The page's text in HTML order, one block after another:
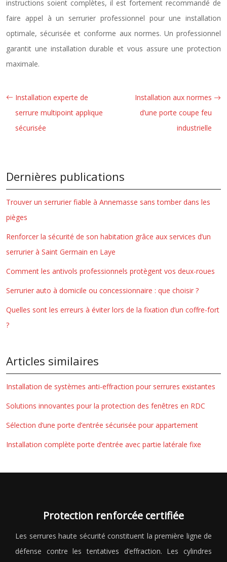
instructions soient complètes, il est fortement recommandé de
faire appel à un serrurier professionnel pour une installation
optimale, sécurisée et conforme aux normes. Un professionnel
garantit une installation durable et vous assure une protection
maximale.
Installation experte de
serrure multipoint applique
sécurisée
Installation aux normes
d’une porte coupe feu
industrielle
Dernières publications
Trouver un serrurier fiable à Annemasse sans tomber dans les
pièges
Renforcer la sécurité de son habitation grâce aux services d’un
serrurier à Saint Germain en Laye
Comment les antivols professionnels protègent vos deux-roues
Serrurier auto à domicile ou concessionnaire : que choisir ?
Quelles sont les erreurs à éviter lors de la fixation d’un coffre-fort
?
Articles similaires
Installation de systèmes anti-effraction pour serrures existantes
Solutions innovantes pour la protection des fenêtres en RDC
Sélection d’une porte d’entrée sécurisée pour appartement
Installation complète porte d’entrée avec partie latérale fixe
Protection renforcée certifiée
Les serrures haute sécurité constituent la première ligne de
défense contre les tentatives d’effraction. Les cylindres